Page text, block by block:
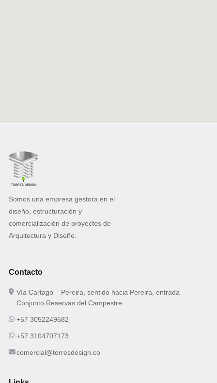
Somos una empresa gestora en el
diseño, estructuración y
comercialización de proyectos de
Arquitectura y Diseño.
Contacto
Vía Cartago – Pereira, sentido hacia Pereira, entrada
Conjunto Reservas del Campestre.
+57 3052249582
+57 3104707173
comercial@torresdesign.co